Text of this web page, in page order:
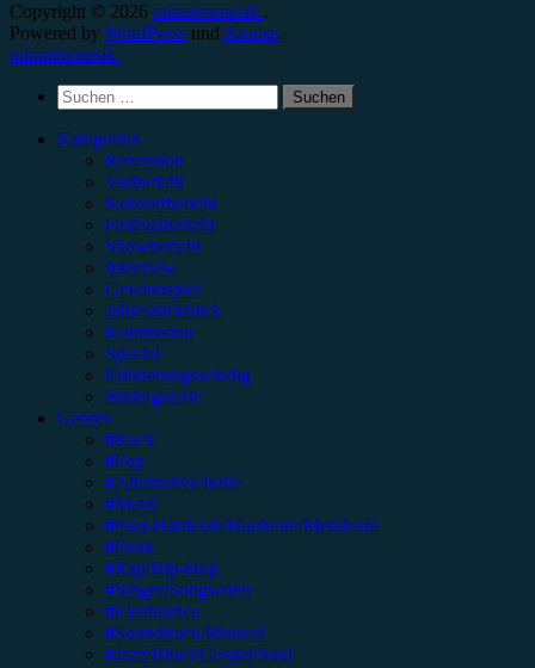
Copyright © 2026 minutenmusik..
Powered by WordPress und Arouse.
minutenmusik.
Suchen
nach:
Kategorien
Rezension
Vorbericht
Konzertbericht
Festivalbericht
Showbericht
Interview
Gewinnspiel
Jahresrückblick
Kommentar
Special
Erinnerungswürdig
Bildergalerie
Genres
#Rock
#Pop
#Alternative/Indie
#Metal
#Post-Hardcore/Hardcore/Metalcore
#Punk
#Rap/Hip-Hop
#Singer/Songwriter
#Electronica
#Soundtrack/Musical
#Jazz/Blues/Gospel/Soul